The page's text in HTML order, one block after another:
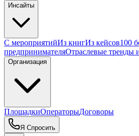
Инсайты
С мероприятийИз книгИз кейсов100
предпринимателяОтраслевые тренды
Организация
ПлощадкиОператорыДоговоры
Я Спросить